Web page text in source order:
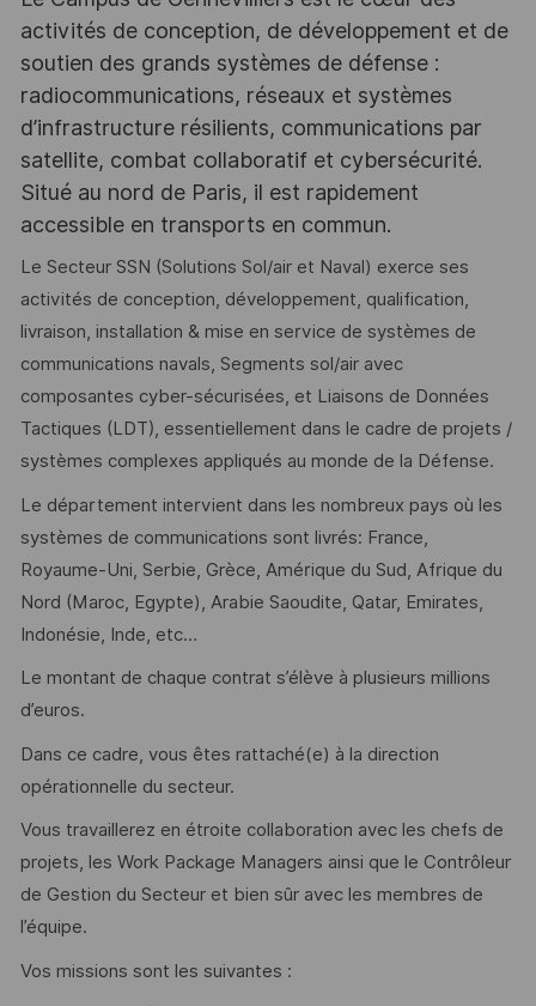
activités de conception, de développement et de
soutien des grands systèmes de défense :
radiocommunications, réseaux et systèmes
d’infrastructure résilients, communications par
satellite, combat collaboratif et cybersécurité.
Situé au nord de Paris, il est rapidement
accessible en transports en commun.
Le Secteur SSN (Solutions Sol/air et Naval) exerce ses
activités de conception, développement, qualification,
livraison, installation & mise en service de systèmes de
communications navals, Segments sol/air avec
composantes cyber-sécurisées, et Liaisons de Données
Tactiques (LDT), essentiellement dans le cadre de projets /
systèmes complexes appliqués au monde de la Défense.
Le département intervient dans les nombreux pays où les
systèmes de communications sont livrés: France,
Royaume-Uni, Serbie, Grèce, Amérique du Sud, Afrique du
Nord (Maroc, Egypte), Arabie Saoudite, Qatar, Emirates,
Indonésie, Inde, etc…
Le montant de chaque contrat s’élève à plusieurs millions
d’euros.
Dans ce cadre, vous êtes rattaché(e) à la direction
opérationnelle du secteur.
Vous travaillerez en étroite collaboration avec les chefs de
projets, les Work Package Managers ainsi que le Contrôleur
de Gestion du Secteur et bien sûr avec les membres de
l’équipe.
Vos missions sont les suivantes :